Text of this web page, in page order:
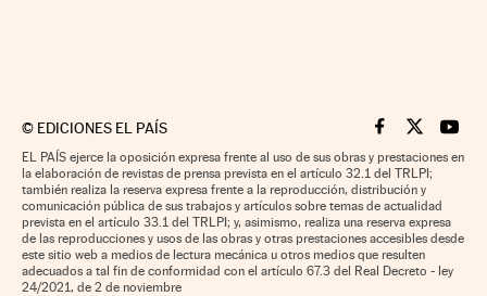
© EDICIONES EL PAÍS Cinco Días en
Cinco Días
Cinco
EL PAÍS ejerce la oposición expresa frente al uso de sus obras y prestaciones en
la elaboración de revistas de prensa prevista en el artículo 32.1 del TRLPI;
también realiza la reserva expresa frente a la reproducción, distribución y
comunicación pública de sus trabajos y artículos sobre temas de actualidad
prevista en el artículo 33.1 del TRLPI; y, asimismo, realiza una reserva expresa
de las reproducciones y usos de las obras y otras prestaciones accesibles desde
este sitio web a medios de lectura mecánica u otros medios que resulten
adecuados a tal fin de conformidad con el artículo 67.3 del Real Decreto - ley
24/2021, de 2 de noviembre